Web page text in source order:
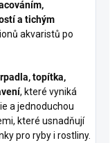
a tichým
akvaristů po
topítka,
, které vyniká
a jednoduchou
které usnadňují
pro ryby i rostliny.